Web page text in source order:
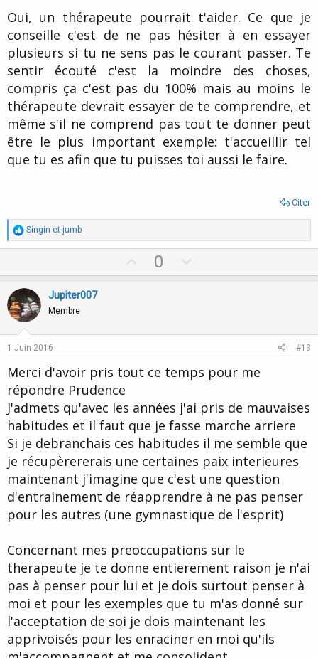
Oui, un thérapeute pourrait t'aider. Ce que je
conseille c'est de ne pas hésiter à en essayer
plusieurs si tu ne sens pas le courant passer. Te
sentir écouté c'est la moindre des choses,
compris ça c'est pas du 100% mais au moins le
thérapeute devrait essayer de te comprendre, et
même s'il ne comprend pas tout te donner peut
être le plus important exemple: t'accueillir tel
que tu es afin que tu puisses toi aussi le faire.
Citer
R
é
a
t
i
o
n
s
:
Singin et jumb
p
t
0
o
v
e
Jupiter007
Membre
1 Juin 2016 #13
Merci d'avoir pris tout ce temps pour me
répondre Prudence
J'admets qu'avec les années j'ai pris de mauvaises
habitudes et il faut que je fasse marche arriere
Si je debranchais ces habitudes il me semble que
je récupèrererais une certaines paix interieures
maintenant j'imagine que c'est une question
d'entrainement de réapprendre à ne pas penser
pour les autres (une gymnastique de l'esprit)
Concernant mes preoccupations sur le
therapeute je te donne entierement raison je n'ai
pas à penser pour lui et je dois surtout penser à
moi et pour les exemples que tu m'as donné sur
l'acceptation de soi je dois maintenant les
apprivoisés pour les enraciner en moi qu'ils